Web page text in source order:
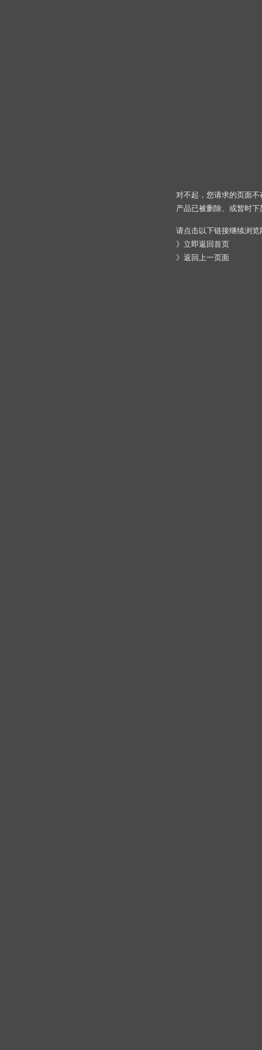
对不起，您请求的页面
产品已被删除、或暂时下
请点击以下链接继续浏览
》 立即返回首页
》 返回上一页面